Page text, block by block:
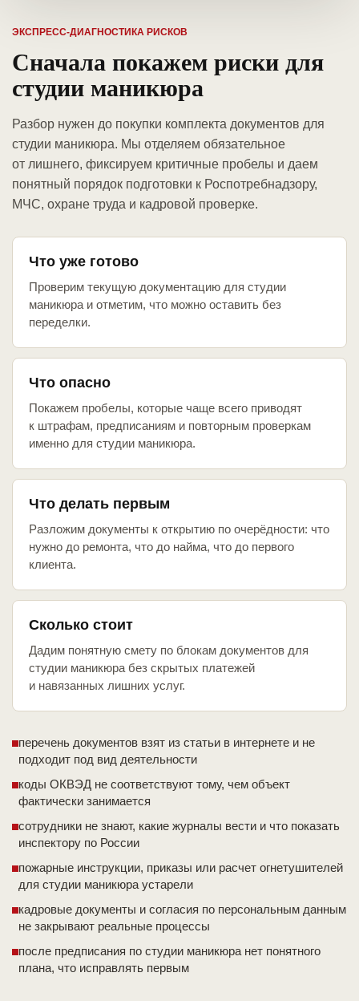
ЭКСПРЕСС-ДИАГНОСТИКА РИСКОВ
Сначала покажем риски для
студии маникюра
Разбор нужен до покупки комплекта документов для
студии маникюра. Мы отделяем обязательное
от лишнего, фиксируем критичные пробелы и даем
понятный порядок подготовки к Роспотребнадзору,
МЧС, охране труда и кадровой проверке.
Что уже готово
Проверим текущую документацию для студии
маникюра и отметим, что можно оставить без
переделки.
Что опасно
Покажем пробелы, которые чаще всего приводят
к штрафам, предписаниям и повторным проверкам
именно для студии маникюра.
Что делать первым
Разложим документы к открытию по очерёдности: что
нужно до ремонта, что до найма, что до первого
клиента.
Сколько стоит
Дадим понятную смету по блокам документов для
студии маникюра без скрытых платежей
и навязанных лишних услуг.
перечень документов взят из статьи в интернете и не
подходит под вид деятельности
коды ОКВЭД не соответствуют тому, чем объект
фактически занимается
сотрудники не знают, какие журналы вести и что показать
инспектору по России
пожарные инструкции, приказы или расчет огнетушителей
для студии маникюра устарели
кадровые документы и согласия по персональным данным
не закрывают реальные процессы
после предписания по студии маникюра нет понятного
плана, что исправлять первым